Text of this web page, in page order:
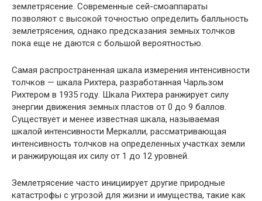
землетрясение. Современные сей-смоаппараты
позволяют с высокой точностью определить балльность
землетрясения, однако предсказания земных толчков
пока еще не да­ются с большой вероятностью.
Самая распространенная шкала измерения интенсивности
толч­ков — шкала Рихтера, разработанная Чарльзом
Рихтером в 1935 году. Шкала Рихтера ранжирует силу
энергии движения земных пластов от 0 до 9 баллов.
Существует и менее известная шкала, называемая
шкалой интенсивности Меркалли, рассматривающая
интенсивность толчков на определенных участках земли
и ранжирующая их силу от 1 до 12 уровней.
Землетрясение часто инициирует другие природные
катастрофы с угрозой для жизни и имущества, такие как